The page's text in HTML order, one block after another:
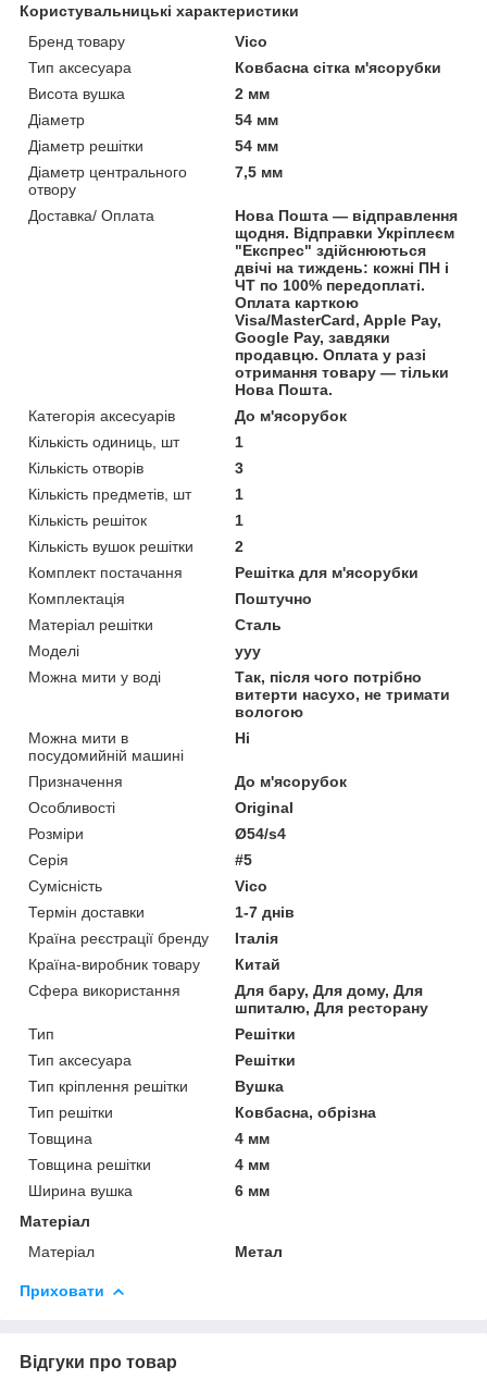
Користувальницькі характеристики
Бренд товару
Vico
Тип аксесуара
Ковбасна сітка м'ясорубки
Висота вушка
2 мм
Діаметр
54 мм
Діаметр решітки
54 мм
Діаметр центрального
отвору
7,5 мм
Доставка/ Оплата
Нова Пошта — відправлення
щодня. Відправки Укріплеєм
"Експрес" здійснюються
двічі на тиждень: кожні ПН і
ЧТ по 100% передоплаті.
Оплата карткою
Visa/MasterCard, Apple Pay,
Google Pay, завдяки
продавцю. Оплата у разі
отримання товару — тільки
Нова Пошта.
Категорія аксесуарів
До м'ясорубок
Кількість одиниць, шт
1
Кількість отворів
3
Кількість предметів, шт
1
Кількість решіток
1
Кількість вушок решітки
2
Комплект постачання
Решітка для м'ясорубки
Комплектація
Поштучно
Матеріал решітки
Сталь
Моделі
yyy
Можна мити у воді
Так, після чого потрібно
витерти насухо, не тримати
вологою
Можна мити в
посудомийній машині
Ні
Призначення
До м'ясорубок
Особливості
Original
Розміри
Ø54/s4
Серія
#5
Сумісність
Vico
Термін доставки
1-7 днів
Країна реєстрації бренду
Італія
Країна-виробник товару
Китай
Сфера використання
Для бару, Для дому, Для
шпиталю, Для ресторану
Тип
Решітки
Тип аксесуара
Решітки
Тип кріплення решітки
Вушка
Тип решітки
Ковбасна, обрізна
Товщина
4 мм
Товщина решітки
4 мм
Ширина вушка
6 мм
Матеріал
Матеріал
Метал
Приховати
Відгуки про товар